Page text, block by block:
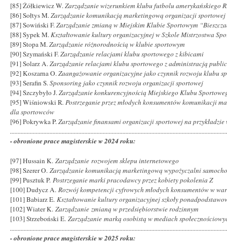
[85] Żółkiewicz W. Zarządzanie wizerunkiem klubu futbolu amerykańskiego
[86] Sołtys M. Zarządzanie komunikacją marketingową organizacji sportowej
[87] Sowiński F. Zarządzanie zmianą w Miejskim Klubie Sportowym
[88] Sypek M. Kształtowanie kultury organizacyjnej w Szkole Mistrzostwa
[89] Stopa M. Zarządzanie różnorodnością w klubie sportowym
[90] Szymański F. Zarządzanie relacjami klubu sportowego z kibicami
[91] Solarz A. Zarządzanie relacjami klubu sportowego z administracją
[92] Koszarna O. Zaangażowanie organizacyjne jako czynnik rozwoju klubu
[93] Serafin S. Sponsoring jako czynnik rozwoju organizacji sportowej
[94] Szczybyło J. Zarządzanie konkurencyjnością Miejskiego Klubu
[95] Wiśniowski R. Postrzeganie przez młodych konsumentów komunikacji
dla sportowców
[96] Pokrywka P. Zarządzanie finansami organizacji sportowej na
- obronione prace magisterskie w 2024 roku:
[97] Hussain K. Zarządzanie rozwojem sklepu internetowego
[98] Szerer O. Zarządzanie komunikacją marketingową wypożyczalni
[99] Pusztuk P. Postrzeganie marki pracodawcy przez kobiety pokolenia Z
[100] Dudycz A. Rozwój kompetencji cyfrowych młodych konsumentów w
[101] Babiarz E. Kształtowanie kultury organizacyjnej szkoły
[102] Wiater K. Zarządzanie zmianą w przedsiębiorstwie rodzinnym
[103] Strzeboński E. Zarządzanie marką osobistą w mediach
- obronione prace magisterskie w 2025 roku: